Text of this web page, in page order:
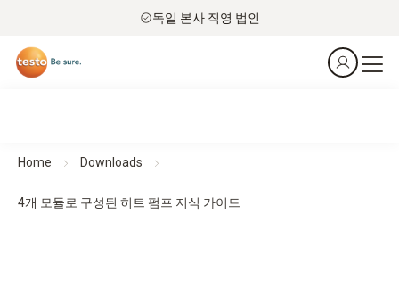
독일 본사 직영 법인
Home Downloads
4개 모듈로 구성된 히트 펌프 지식 가이드